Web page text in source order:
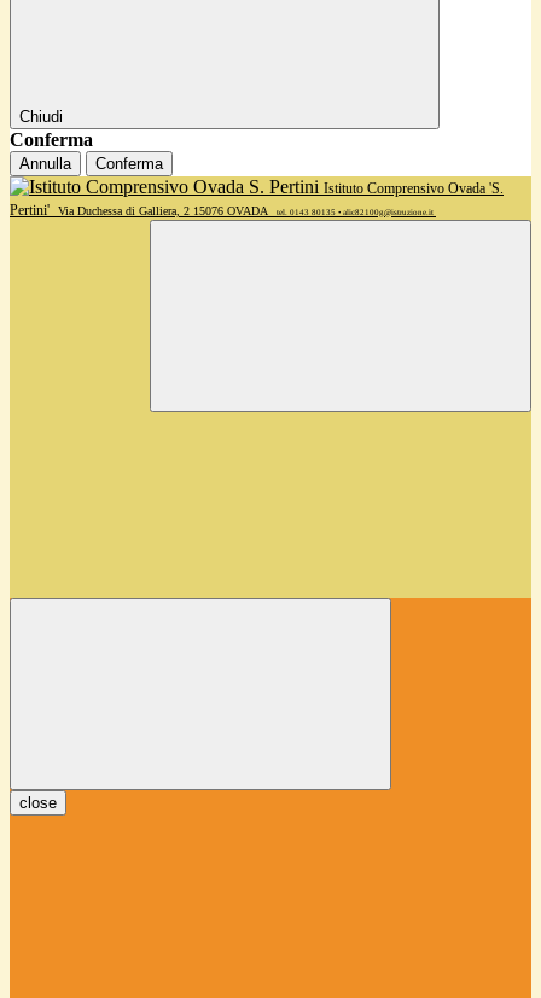
Chiudi
Conferma
Annulla Conferma
Istituto Comprensivo Ovada 'S.
Pertini'
Via Duchessa di Galliera, 2 15076 OVADA tel. 0143 80135 • alic82100g@istruzione.it
close